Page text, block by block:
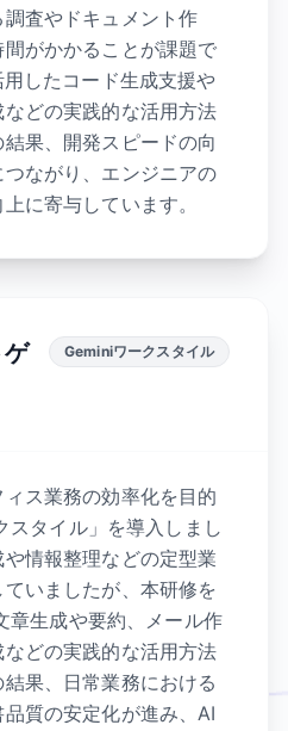
査やドキュメント作
がかかることが課題で
したコード生成支援や
どの実践的な活用方法
果、開発スピードの向
ながり、エンジニアの
に寄与しています。
Geminiワークスタイル
ス業務の効率化を目的
スタイル」を導入しまし
情報整理などの定型業
いましたが、本研修を
章生成や要約、メール作
どの実践的な活用方法
果、日常業務における
質の安定化が進み、AI